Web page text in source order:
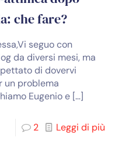
che fare?
seguo con
da diversi mesi, ma
di dovervi
un problema
Eugenio e […]
2 Leggi di più